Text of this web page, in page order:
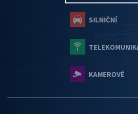
SILNIČNÍ
KAMEROVÉ